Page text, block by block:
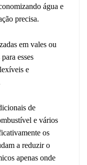
água e
precisa.
em vales ou
esses
e
de
e vários
os
a reduzir o
apenas onde